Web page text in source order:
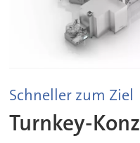
Schneller zum Ziel
Turnkey-